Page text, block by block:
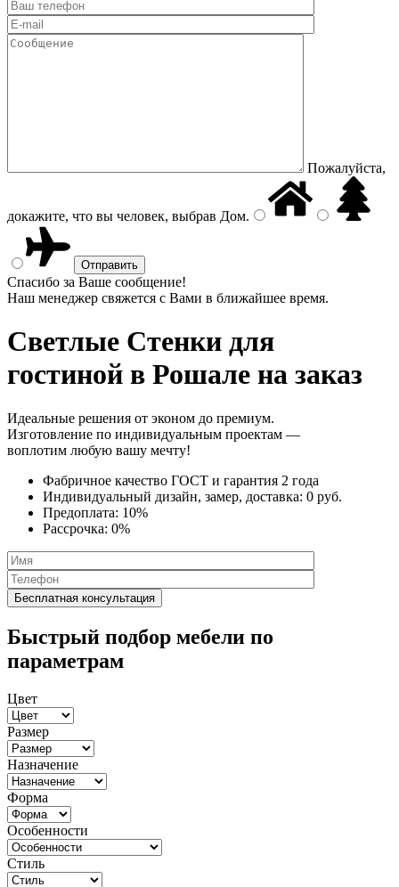
Пожалуйста,
докажите, что вы человек, выбрав Дом.
Спасибо за Ваше сообщение!
Наш менеджер свяжется с Вами в ближайшее время.
Светлые Стенки для
гостиной в Рошале на заказ
Идеальные решения от эконом до премиум.
Изготовление по индивидуальным проектам —
воплотим любую вашу мечту!
Фабричное качество ГОСТ и гарантия 2 года
Индивидуальный дизайн, замер, доставка: 0 руб.
Предоплата: 10%
Рассрочка: 0%
Быстрый подбор мебели по
параметрам
Цвет
Размер
Назначение
Форма
Особенности
Стиль